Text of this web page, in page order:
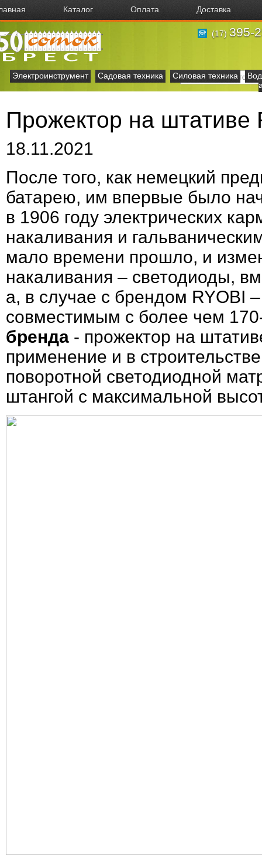
Каталог Оплата Доставка
(17) 395-
Электроинструмент Садовая техника Силовая техника
Прожектор на штативе
18.11.2021
После того, как немецкий
батарею, им впервые было
в 1906 году электрических
накаливания и
мало времени прошло, и
накаливания – светодиоды,
а, в случае с брендом RYOBI
совместимым с более чем
бренда - прожектор на
применение и в
поворотной светодиодной
штангой с максимальной